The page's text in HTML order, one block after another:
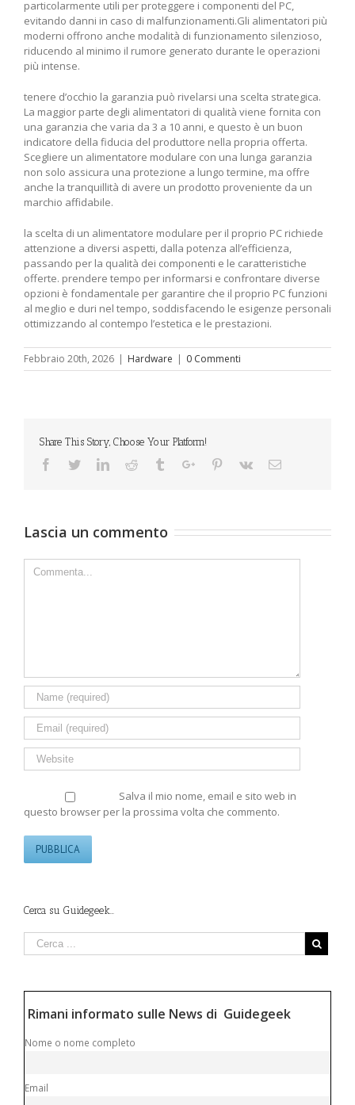
particolarmente utili⁣ per proteggere i componenti del PC,
evitando ⁢danni ‍in caso di malfunzionamenti.Gli alimentatori più
moderni offrono ⁣anche modalità di funzionamento silenzioso,
riducendo al minimo il rumore generato durante le operazioni
più intense.
tenere ‌d’occhio la garanzia può rivelarsi una scelta strategica.
La maggior parte degli alimentatori⁣ di qualità viene ​fornita con
una garanzia che varia⁣ da ⁢3 a⁢ 10 anni, e questo è un buon
indicatore della fiducia del‌ produttore nella propria offerta.
Scegliere un alimentatore modulare con una lunga​ garanzia
non solo⁢ assicura una protezione a lungo ​termine, ma offre‍
anche la‌ tranquillità di avere un prodotto proveniente da un
⁢marchio⁢ affidabile.
la ⁤scelta ⁤di un alimentatore modulare per ​il proprio PC​ richiede
attenzione a⁣ diversi aspetti, dalla potenza all’efficienza,
passando per la qualità dei componenti e le caratteristiche
offerte. prendere tempo per informarsi e confrontare diverse
opzioni è fondamentale per garantire che il proprio PC funzioni
al ​meglio e‍ duri nel tempo, soddisfacendo le‍ esigenze personali
ottimizzando al contempo l’estetica e le prestazioni.
Febbraio 20th, 2026 | Hardware | 0 Commenti
Share This Story, Choose Your Platform!
Facebook
TwitterLinkedinReddit TumblrGoogle+Pinterest
Vk Email
Lascia un commento
Comment
Salva il mio nome, email e sito web in
questo browser per la prossima volta che commento.
Cerca su Guidegeek…
Rimani informato sulle News di Guidegeek
Nome o nome completo
Email